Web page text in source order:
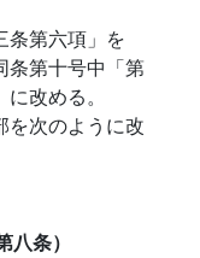
条第六項」を
条第十号中「第
改める。
を次のように改
条）